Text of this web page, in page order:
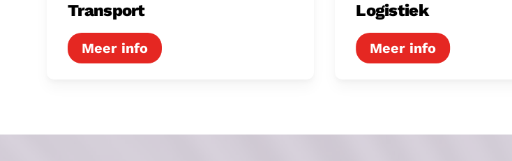
Transport Logistiek